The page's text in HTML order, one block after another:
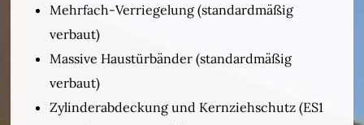
Mehrfach-Verriegelung (standardmäßig
verbaut)
Massive Haustürbänder (standardmäßig
verbaut)
Zylinderabdeckung und Kernziehschutz (ES1